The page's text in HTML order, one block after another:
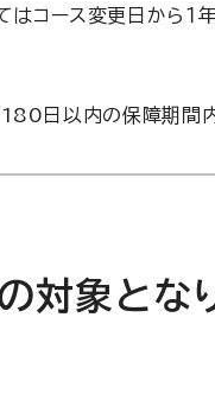
コース変更日から１
日以内の保障期間
対象とな